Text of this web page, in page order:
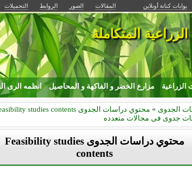
بوابات كنانة أونلاين المقالات الصور الروابط التحميلات
المتكاملة
الزراعية مزارع الخضر و الفاكهة و المحاصيل انظمه الرى
الجدوى » محتوي دراسات الجدوى Feasibility studies contents
جدوى فى مجالات متعدده
محتوي دراسات الجدوى Feasibility studies
contents